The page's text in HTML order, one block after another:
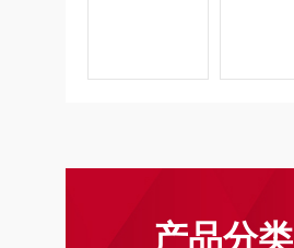
产品分类